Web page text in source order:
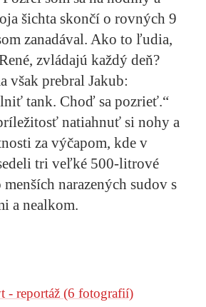
šichta skončí o rovných 9
zanadával. Ako to ľudia,
zvládajú každý deň?
však prebral Jakub:
tank. Choď sa pozrieť.“
natiahnuť si nohy a
za výčapom, kde v
tri veľké 500-litrové
narazených sudov s
a nealkom.
- reportáž(6 fotografií)